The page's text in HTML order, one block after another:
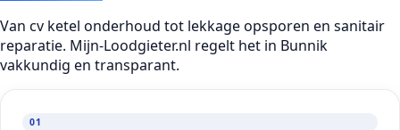
Van cv ketel onderhoud tot lekkage opsporen en sanitair
reparatie. Mijn-Loodgieter.nl regelt het in Bunnik
vakkundig en transparant.
01